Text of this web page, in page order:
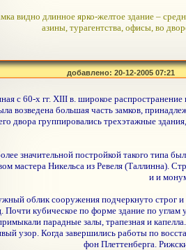
видно длинное ярко-желтое здание –
азины, турагентства, офисы, во
добавлено: 20-12-2005 07:21
с 60-х гг. XIII в. широкое
возведена большая часть замков,
двора группировались трехэтажные
значительной постройкой такого типа
мастера Никельса из Ревеля (Таллинна).
и и
облик сооружения подчеркнуто строг
Почти кубическое по форме здание по
парадные залы, трапезная и
узор. Когда завершились работы по
фон Плеттенберга.